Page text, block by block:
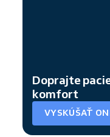
Doprajte
komfort
VYSKÚŠAŤ